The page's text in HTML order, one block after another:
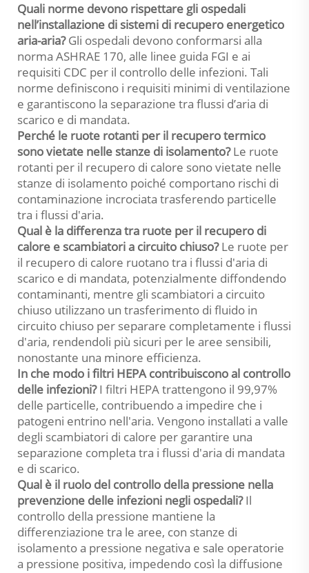
Quali norme devono rispettare gli ospedali
nell’installazione di sistemi di recupero energetico
aria-aria?Gli ospedali devono conformarsi alla
norma ASHRAE 170, alle linee guida FGI e ai
requisiti CDC per il controllo delle infezioni. Tali
norme definiscono i requisiti minimi di ventilazione
e garantiscono la separazione tra flussi d’aria di
scarico e di mandata.
Perché le ruote rotanti per il recupero termico
sono vietate nelle stanze di isolamento?Le ruote
rotanti per il recupero di calore sono vietate nelle
stanze di isolamento poiché comportano rischi di
contaminazione incrociata trasferendo particelle
tra i flussi d'aria.
Qual è la differenza tra ruote per il recupero di
calore e scambiatori a circuito chiuso?Le ruote per
il recupero di calore ruotano tra i flussi d'aria di
scarico e di mandata, potenzialmente diffondendo
contaminanti, mentre gli scambiatori a circuito
chiuso utilizzano un trasferimento di fluido in
circuito chiuso per separare completamente i flussi
d'aria, rendendoli più sicuri per le aree sensibili,
nonostante una minore efficienza.
In che modo i filtri HEPA contribuiscono al controllo
delle infezioni?I filtri HEPA trattengono il 99,97%
delle particelle, contribuendo a impedire che i
patogeni entrino nell'aria. Vengono installati a valle
degli scambiatori di calore per garantire una
separazione completa tra i flussi d'aria di mandata
e di scarico.
Qual è il ruolo del controllo della pressione nella
prevenzione delle infezioni negli ospedali?Il
controllo della pressione mantiene la
differenziazione tra le aree, con stanze di
isolamento a pressione negativa e sale operatorie
a pressione positiva, impedendo così la diffusione